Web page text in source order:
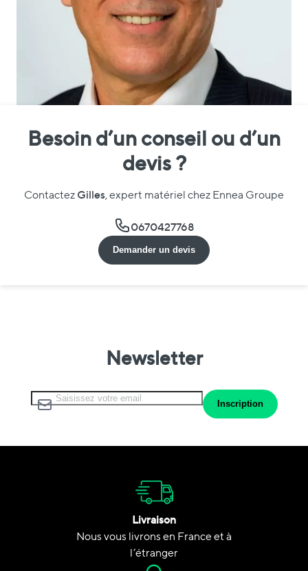
Besoin d’un conseil ou d’un
devis ?
Contactez Gilles, expert matériel chez Ennea Groupe
0670427768
Demander un devis
Newsletter
Inscription à notre lettre d’information :
Inscription
Livraison
Nous vous livrons en France et à
l’étranger